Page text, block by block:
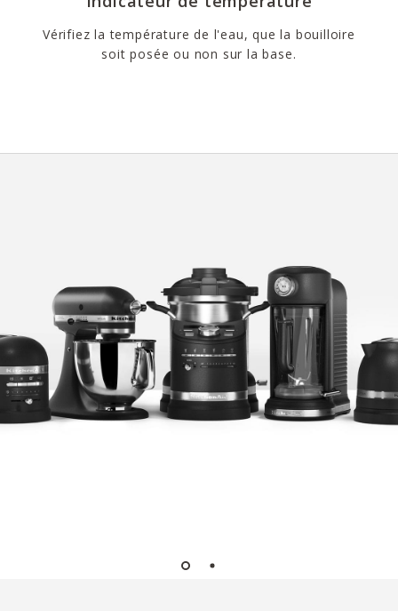
Vérifiez la température de l'eau, que la bouilloire
soit posée ou non sur la base.